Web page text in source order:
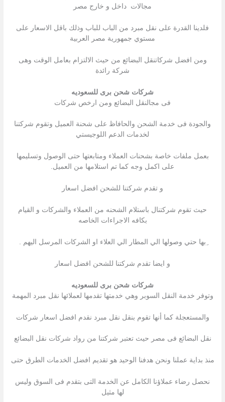
مجالات داخل و خارج مصر
فلدينا القدرة على نقل مبرد من الباب للباب وذلك باقل الاسعار على
مستوي جمهورية مصر العربية
ومن افضل شركاتنقل البضائع من حيث الالتزام بعامل الوقت وهى
شركة رائدة
شركات شحن برى للسعوديه
فى مجالنقل البضائع ومن ارخص شركات
والجودة فى خدمة الشحن والحافاظ على شحنة العميل وتقوم شركتنا
لخدمات الدعم اللوجيستي
بعمل ملفات خاصة بشحنات العملاء ومتابعتها حتى الوصول وتسليمها
على اكمل وجه كما تم استلامها من العميل.
و تقدم شركتنا للشحن افضل اسعار
حيث تقوم شركتنال باستلام الشحنه من العملاء والشركات و القيام
بكافه الاجراءات الخاصه
ِبها حتي وصولها الي المطار الي العلاء او الشركات المرسل اليهم .
و ايضا تقدم شركتنا للشحن افضل اسعار
شركات شحن برى للسعوديه
وتوفر خدمة النقل السوبر وهي خدمتها تقدمها لعملائها نقل مبرد المهمة
والمستعجلة كما أنها تقوم بنقل نقل مبرد نقدم افضل اسعار شركات
نقل البضائع فى مصر حيث تعتبر شركتنا من رواد شركات نقل البضائع
منذ بداية عملنا ونحن هدفنا الوحيد هو تقديم افضل الخدمات الطرق حتى
نحصل رضاء عملاؤنا الكامل عن الخدمة التى بتقدم فى السوق وليس
لها مثيل